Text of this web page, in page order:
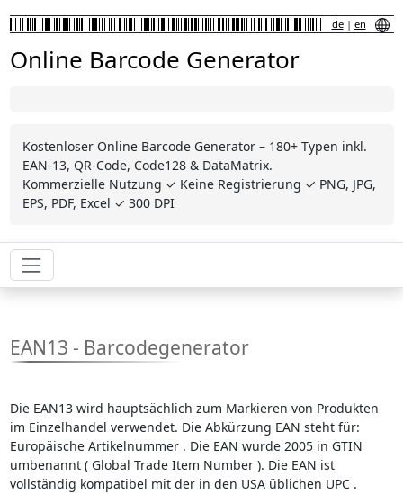
de| en
Online Barcode Generator
Kostenloser Online Barcode Generator – 180+ Typen inkl.
EAN-13, QR-Code, Code128 & DataMatrix.
Kommerzielle Nutzung ✓ Keine Registrierung ✓ PNG, JPG,
EPS, PDF, Excel ✓ 300 DPI
EAN13 - Barcodegenerator
Die EAN13 wird hauptsächlich zum Markieren von Produkten
im Einzelhandel verwendet. Die Abkürzung EAN steht für:
Europäische Artikelnummer . Die EAN wurde 2005 in GTIN
umbenannt (Global Trade Item Number ). Die EAN ist
vollständig kompatibel mit der in den USA üblichen UPC .